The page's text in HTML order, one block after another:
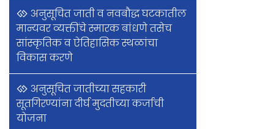
अनुसूचित जाती व नवबौद्ध घटकातील
मान्यवर व्यक्तींचे स्मारक बांधणे तसेच
सांस्कृतिक व ऐतिहासिक स्थळांचा
विकास करणे
अनुसूचित जातीच्या सहकारी
सूतगिरण्यांना दीर्घ मुदतीच्या कर्जाची
योजना